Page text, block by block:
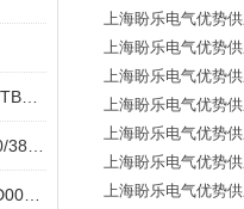
上海盼乐电气优势
上海盼乐电气优势
上海盼乐电气优势
上海盼乐电气优势
上海盼乐电气优势
上海盼乐电气优势
上海盼乐电气优势